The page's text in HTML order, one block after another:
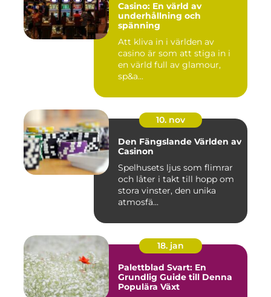
Casino: En värld av
underhållning och
spänning
Att kliva in i världen av
casino är som att stiga in i
en värld full av glamour,
sp&a...
10. nov
Den Fängslande Världen av
Casinon
Spelhusets ljus som flimrar
och låter i takt till hopp om
stora vinster, den unika
atmosfä...
18. jan
Palettblad Svart: En
Grundlig Guide till Denna
Populära Växt